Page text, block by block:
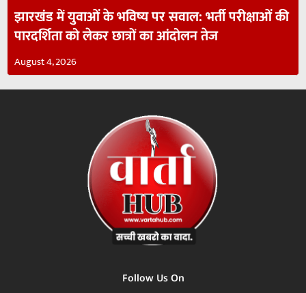
झारखंड में युवाओं के भविष्य पर सवाल: भर्ती परीक्षाओं की
पारदर्शिता को लेकर छात्रों का आंदोलन तेज
August 4, 2026
Follow Us On